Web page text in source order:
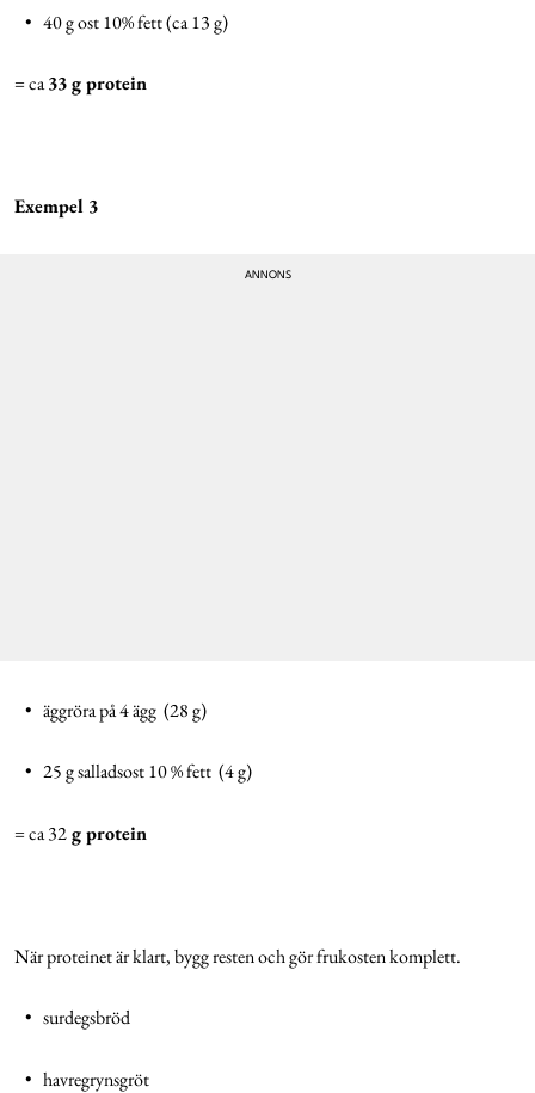
• 40 g ost 10% fett (ca 13 g)
= ca33 g protein
Exempel 3
• äggröra på 4 ägg (28 g)
• 25 g salladsost 10 % fett (4 g)
= ca 32g protein
När proteinet är klart, bygg resten och gör frukosten komplett.
• surdegsbröd
• havregrynsgröt